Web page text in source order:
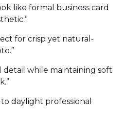
like formal business card
for crisp yet natural-
detail while maintaining soft
daylight professional